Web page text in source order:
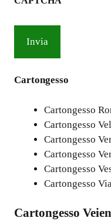
Cartongesso
Cartongesso
Cartongesso
Cartongesso
Cartongesso
Cartongesso
Cartongesso
Cartongesso